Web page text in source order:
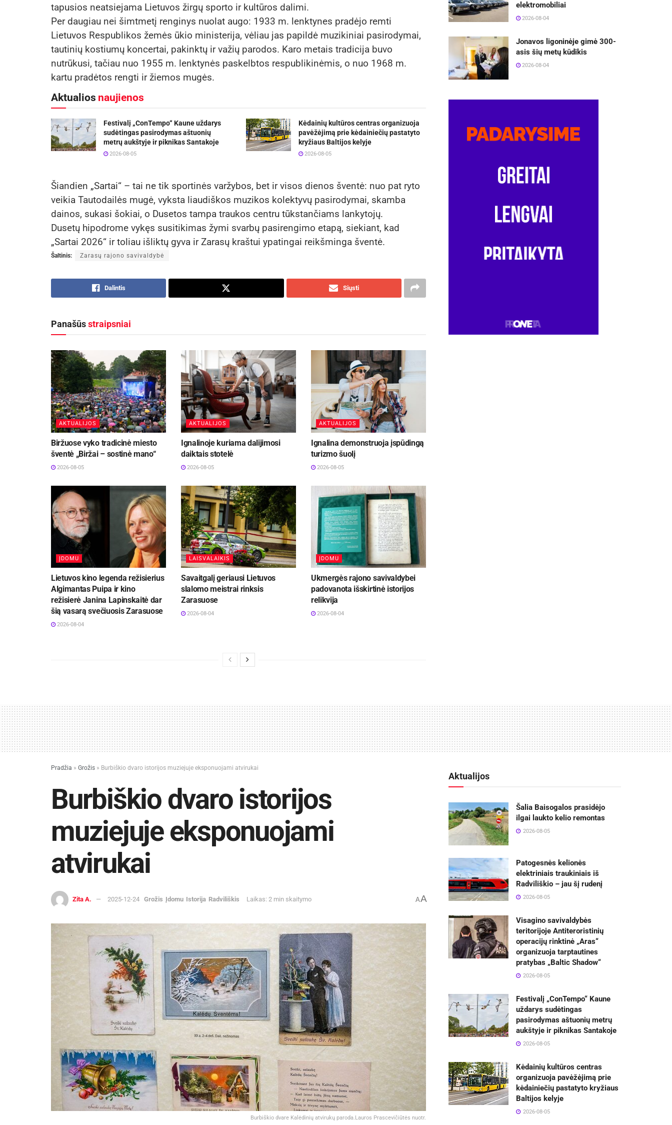
tapusios neatsiejama Lietuvos žirgų sporto ir kultūros dalimi.
Per daugiau nei šimtmetį renginys nuolat augo: 1933 m. lenktynes pradėjo remti
Lietuvos Respublikos žemės ūkio ministerija, vėliau jas papildė muzikiniai pasirodymai,
tautinių kostiumų koncertai, pakinktų ir važių parodos. Karo metais tradicija buvo
nutrūkusi, tačiau nuo 1955 m. lenktynės paskelbtos respublikinėmis, o nuo 1968 m.
kartu pradėtos rengti ir žiemos mugės.
Aktualios naujienos
Festivalį „ConTempo“ Kaune uždarys
sudėtingas pasirodymas aštuonių
metrų aukštyje ir piknikas Santakoje
2026-08-05
Kėdainių kultūros centras organizuoja
pavėžėjimą prie kėdainiečių pastatyto
kryžiaus Baltijos kelyje
2026-08-05
Šiandien „Sartai“ – tai ne tik sportinės varžybos, bet ir visos dienos šventė: nuo pat ryto
veikia Tautodailės mugė, vyksta liaudiškos muzikos kolektyvų pasirodymai, skamba
dainos, sukasi šokiai, o Dusetos tampa traukos centru tūkstančiams lankytojų.
Dusetų hipodrome vykęs susitikimas žymi svarbų pasirengimo etapą, siekiant, kad
„Sartai 2026“ ir toliau išliktų gyva ir Zarasų kraštui ypatingai reikšminga šventė.
Šaltinis: Zarasų rajono savivaldybė
Dalintis Siųsti
Panašūsstraipsniai
AKTUALIJOS
Biržuose vyko tradicinė miesto
šventė „Biržai – sostinė mano“
2026-08-05
AKTUALIJOS
Ignalinoje kuriama dalijimosi
daiktais stotelė
2026-08-05
AKTUALIJOS
Ignalina demonstruoja įspūdingą
turizmo šuolį
2026-08-05
ĮDOMU
Lietuvos kino legenda režisierius
Algimantas Puipa ir kino
režisierė Janina Lapinskaitė dar
šią vasarą svečiuosis Zarasuose
2026-08-04
LAISVALAIKIS
Savaitgalį geriausi Lietuvos
slalomo meistrai rinksis
Zarasuose
2026-08-04
ĮDOMU
Ukmergės rajono savivaldybei
padovanota išskirtinė istorijos
relikvija
2026-08-04
elektromobiliai
2026-08-04
Jonavos ligoninėje gimė 300-
asis šių metų kūdikis
2026-08-04
Pradžia » Grožis » Burbiškio dvaro istorijos muziejuje eksponuojami atvirukai
Burbiškio dvaro istorijos
muziejuje eksponuojami
atvirukai
Zita A. 2025-12-24 Grožis Įdomu Istorija Radviliškis Laikas: 2 min skaitymo AA
Burbiškio dvare Kalėdinių atvirukų paroda.Lauros Prascevičiūtės nuotr.
Aktualijos
Šalia Baisogalos prasidėjo
ilgai laukto kelio remontas
2026-08-05
Patogesnės kelionės
elektriniais traukiniais iš
Radviliškio – jau šį rudenį
2026-08-05
Visagino savivaldybės
teritorijoje Antiteroristinių
operacijų rinktinė „Aras“
organizuoja tarptautines
pratybas „Baltic Shadow“
2026-08-05
Festivalį „ConTempo“ Kaune
uždarys sudėtingas
pasirodymas aštuonių metrų
aukštyje ir piknikas Santakoje
2026-08-05
Kėdainių kultūros centras
organizuoja pavėžėjimą prie
kėdainiečių pastatyto kryžiaus
Baltijos kelyje
2026-08-05